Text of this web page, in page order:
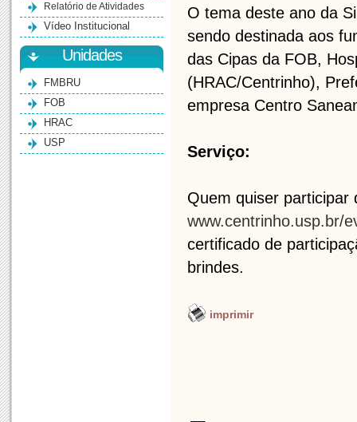
Relatório de Atividades
Vídeo Institucional
Unidades
FMBRU
FOB
HRAC
USP
O tema deste ano da
sendo destinada aos
das Cipas da FOB,
(HRAC/Centrinho),
empresa Centro
Serviço:
Quem quiser participar
www.centrinho.usp.br/
certificado de
brindes.
imprimir